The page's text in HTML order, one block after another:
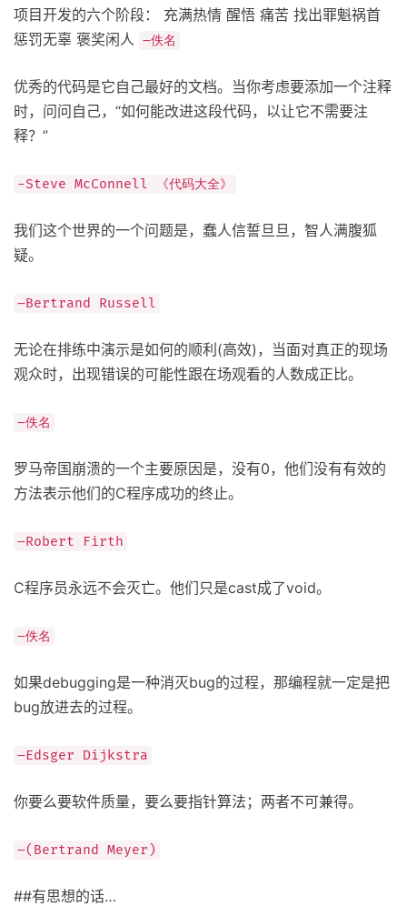
项目开发的六个阶段： 充满热情 醒悟 痛苦 找出罪魁祸首
惩罚无辜 褒奖闲人 –佚名
优秀的代码是它自己最好的文档。当你考虑要添加一个注释
时，问问自己，“如何能改进这段代码，以让它不需要注
释？”
-Steve McConnell 《代码大全》
我们这个世界的一个问题是，蠢人信誓旦旦，智人满腹狐
疑。
–Bertrand Russell
无论在排练中演示是如何的顺利(高效)，当面对真正的现场
观众时，出现错误的可能性跟在场观看的人数成正比。
–佚名
罗马帝国崩溃的一个主要原因是，没有0，他们没有有效的
方法表示他们的C程序成功的终止。
–Robert Firth
C程序员永远不会灭亡。他们只是cast成了void。
–佚名
如果debugging是一种消灭bug的过程，那编程就一定是把
bug放进去的过程。
–Edsger Dijkstra
你要么要软件质量，要么要指针算法；两者不可兼得。
–(Bertrand Meyer)
##有思想的话…